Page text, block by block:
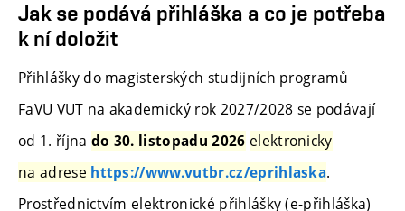
Jak se podává přihláška a co je potřeba
k ní doložit
Přihlášky do magisterských studijních programů
FaVU VUT na akademický rok 2027/2028 se podávají
od 1. října do 30. listopadu 2026 elektronicky
na adrese https://www.vutbr.cz/eprihlaska.
Prostřednictvím elektronické přihlášky (e-přihláška)